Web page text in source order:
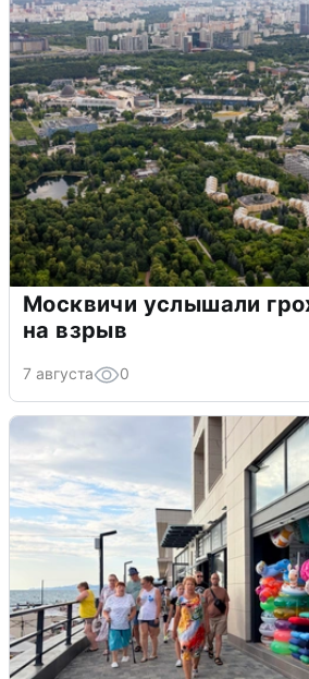
Москвичи услышали
на взрыв
7 августа 0